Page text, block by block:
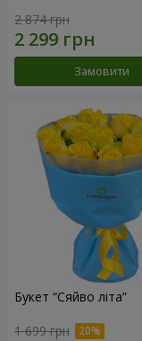
2 874 грн
Замовити
Букет “Сяйво літа”
1 699 грн